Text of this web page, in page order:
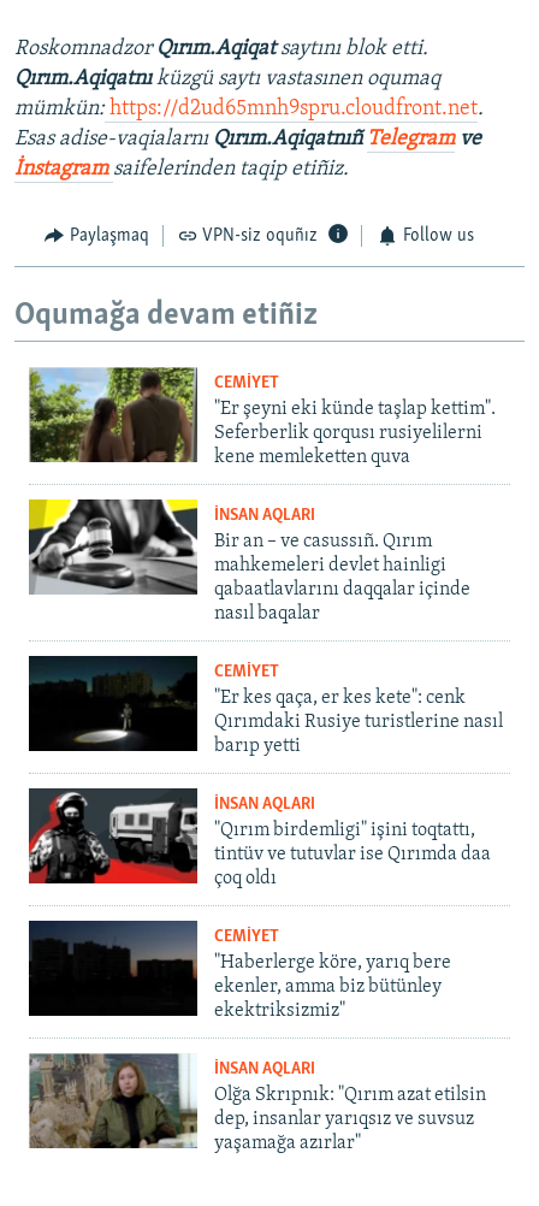
Roskomnadzor Qırım.Aqiqatsaytını blok etti.
Qırım.Aqiqatnıküzgü saytı vastasınen oqumaq
mümkün: https://d2ud65mnh9spru.cloudfront.net.
Esas adise-vaqialarnı Qırım.Aqiqatnıñ Telegramve
İnstagram saifelerinden taqip etiñiz.
Paylaşmaq VPN-siz oquñız Follow us
Oqumağa devam etiñiz
CEMİYET
"Er şeyni eki künde taşlap kettim".
Seferberlik qorqusı rusiyelilerni
kene memleketten quva
İNSAN AQLARI
Bir an – ve casussıñ. Qırım
mahkemeleri devlet hainligi
qabaatlavlarını daqqalar içinde
nasıl baqalar
CEMİYET
"Er kes qaça, er kes kete": cenk
Qırımdaki Rusiye turistlerine nasıl
barıp yetti
İNSAN AQLARI
"Qırım birdemligi" işini toqtattı,
tintüv ve tutuvlar ise Qırımda daa
çoq oldı
CEMİYET
"Haberlerge köre, yarıq bere
ekenler, amma biz bütünley
ekektriksizmiz"
İNSAN AQLARI
Olğa Skrıpnık: "Qırım azat etilsin
dep, insanlar yarıqsız ve suvsuz
yaşamağa azırlar"